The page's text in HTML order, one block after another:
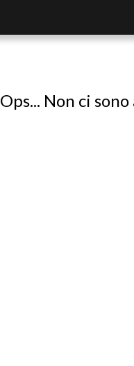
Ops... Non ci